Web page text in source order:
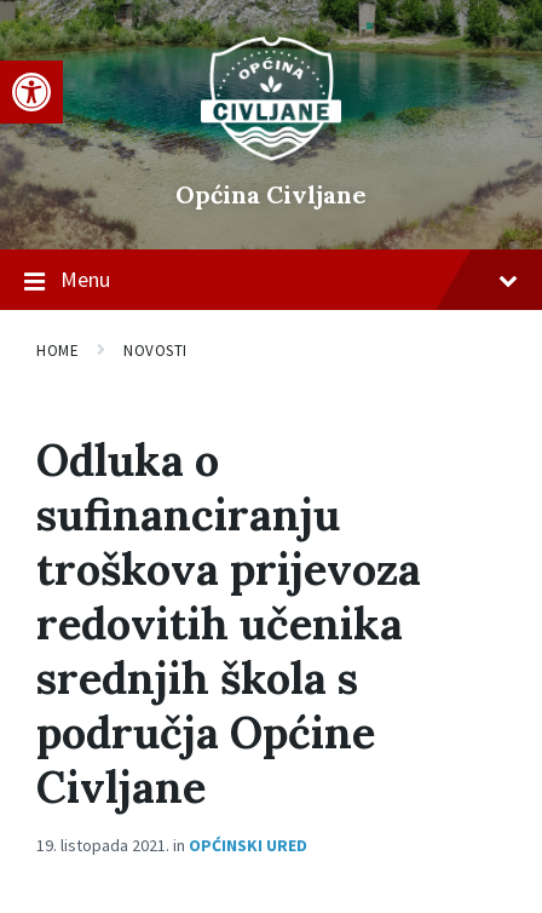
Open toolbar
Skip
to
content
Skip
to
main
navigation
Skip
to
footer
Općina Civljane
Menu
HOME NOVOSTI
Odluka o
sufinanciranju
troškova prijevoza
redovitih učenika
srednjih škola s
područja Općine
Civljane
19. listopada 2021. in OPĆINSKI URED